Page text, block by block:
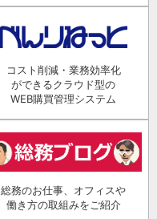
コスト削減・業務効率化
ができるクラウド型の
WEB購買管理システム
総務のお仕事、オフィスや
働き方の取組みをご紹介